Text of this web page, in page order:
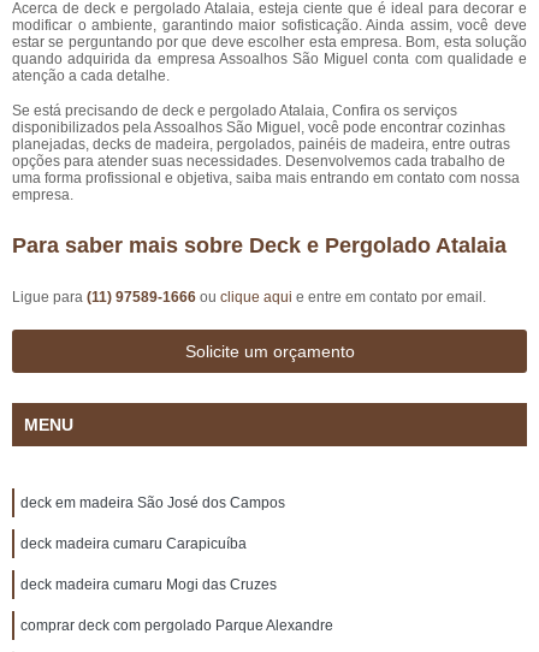
Acerca de deck e pergolado Atalaia, esteja ciente que é ideal para decorar e
modificar o ambiente, garantindo maior sofisticação. Ainda assim, você deve
estar se perguntando por que deve escolher esta empresa. Bom, esta solução
quando adquirida da empresa Assoalhos São Miguel conta com qualidade e
atenção a cada detalhe.
Se está precisando de deck e pergolado Atalaia, Confira os serviços
disponibilizados pela Assoalhos São Miguel, você pode encontrar cozinhas
planejadas, decks de madeira, pergolados, painéis de madeira, entre outras
opções para atender suas necessidades. Desenvolvemos cada trabalho de
uma forma profissional e objetiva, saiba mais entrando em contato com nossa
empresa.
Para saber mais sobre Deck e Pergolado Atalaia
Ligue para (11) 97589-1666 ou clique aqui e entre em contato por email.
Solicite um orçamento
MENU
deck em madeira São José dos Campos
deck madeira cumaru Carapicuíba
deck madeira cumaru Mogi das Cruzes
comprar deck com pergolado Parque Alexandre